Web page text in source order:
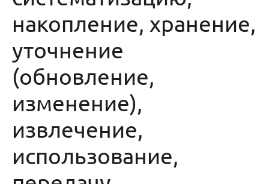
накопление, хранение,
уточнение
(обновление,
изменение),
извлечение,
использование,